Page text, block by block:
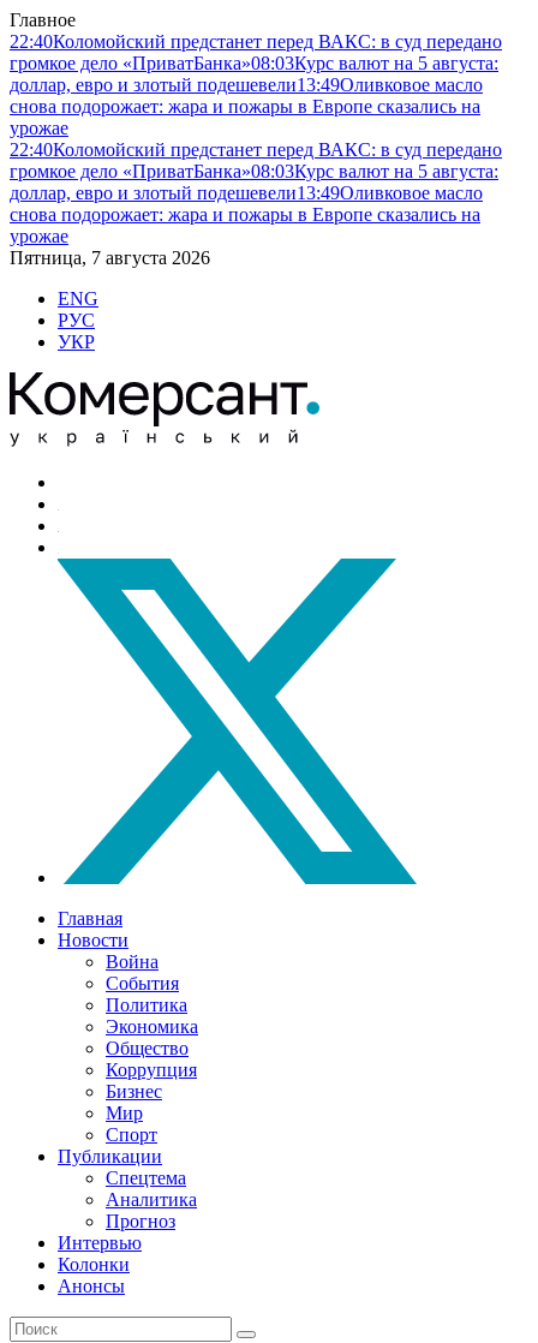
Главное
22:40Коломойский предстанет перед ВАКС: в суд передано
громкое дело «ПриватБанка»08:03Курс валют на 5 августа:
доллар, евро и злотый подешевели13:49Оливковое масло
снова подорожает: жара и пожары в Европе сказались на
урожае
22:40Коломойский предстанет перед ВАКС: в суд передано
громкое дело «ПриватБанка»08:03Курс валют на 5 августа:
доллар, евро и злотый подешевели13:49Оливковое масло
снова подорожает: жара и пожары в Европе сказались на
урожае
Пятница, 7 августа 2026
ENG
РУС
УКР
Главная
Новости
Война
События
Политика
Экономика
Общество
Коррупция
Бизнес
Мир
Спорт
Публикации
Спецтема
Аналитика
Прогноз
Интервью
Колонки
Анонсы